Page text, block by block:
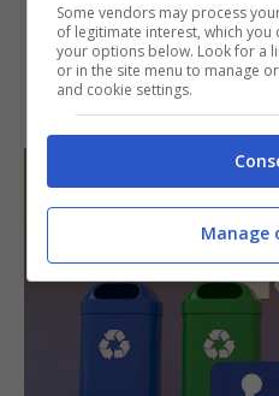
Some vendors may process
of legitimate interest, which
your options below. Look for a
or in the site menu to manage
and cookie settings.
Manage